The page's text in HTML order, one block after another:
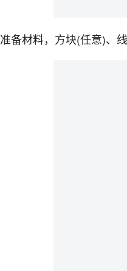
准备材料，方块(任意)、